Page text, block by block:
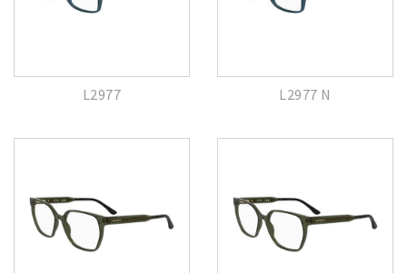
L2977 L2977 N